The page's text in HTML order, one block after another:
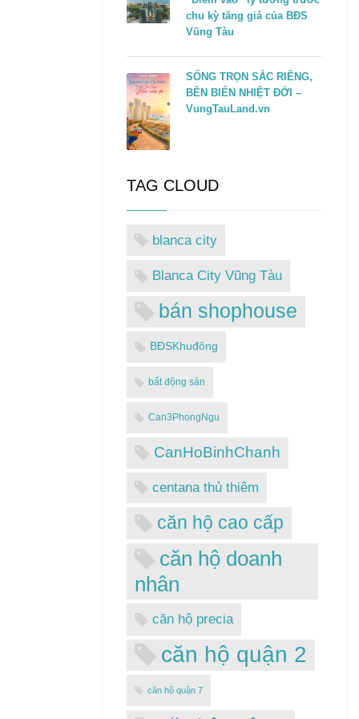
chu kỳ tăng giá của BĐS
Vũng Tàu
SỐNG TRỌN SẮC RIÊNG,
BÊN BIỂN NHIỆT ĐỚI –
VungTauLand.vn
TAG CLOUD
blanca city
Blanca City Vũng Tàu
bán shophouse
BĐSKhuđông
bất động sản
Can3PhongNgu
CanHoBinhChanh
centana thủ thiêm
căn hộ cao cấp
căn hộ doanh
nhân
căn hộ precia
căn hộ quận 2
căn hộ quận 7